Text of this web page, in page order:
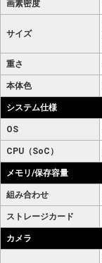
画素密度
サイズ
重さ
本体色
システム仕様
OS
CPU（SoC）
メモリ/保存容量
組み合わせ
ストレージカード
カメラ